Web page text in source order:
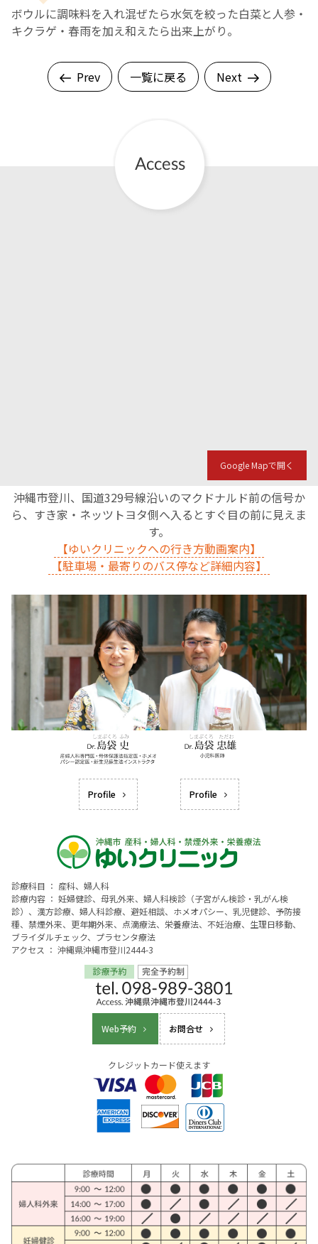
ボウルに調味料を入れ混ぜたら水気を絞った白菜と人参・
キクラゲ・春雨を加え和えたら出来上がり。
Prev 一覧に戻る Next
Google Mapで開く
沖縄市登川、国道329号線沿いのマクドナルド前の信号か
ら、すき家・ネッツトヨタ側へ入るとすぐ目の前に見えま
す。
【ゆいクリニックへの行き方動画案内】
【駐車場・最寄りのバス停など詳細内容】
Profile Profile
診療科目 ： 産科、婦人科
診療内容 ： 妊婦健診、母乳外来、婦人科検診（子宮がん検診・乳がん検
診）、漢方診療、婦人科診療、避妊相談、ホメオパシー、乳児健診、予防接
種、禁煙外来、更年期外来、点滴療法、栄養療法、不妊治療、生理日移動、
ブライダルチェック、プラセンタ療法
アクセス ： 沖縄県沖縄市登川2444-3
Web予約 お問合せ
クレジットカード使えます